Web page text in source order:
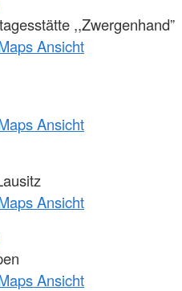
,,Zwergenhand”
Ansicht
Ansicht
Ansicht
Ansicht